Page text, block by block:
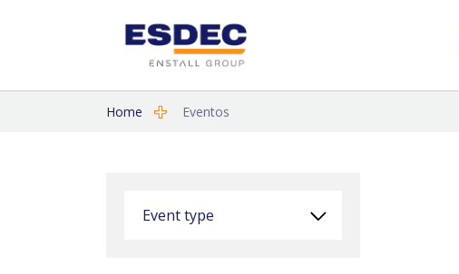
Home Eventos
Event type